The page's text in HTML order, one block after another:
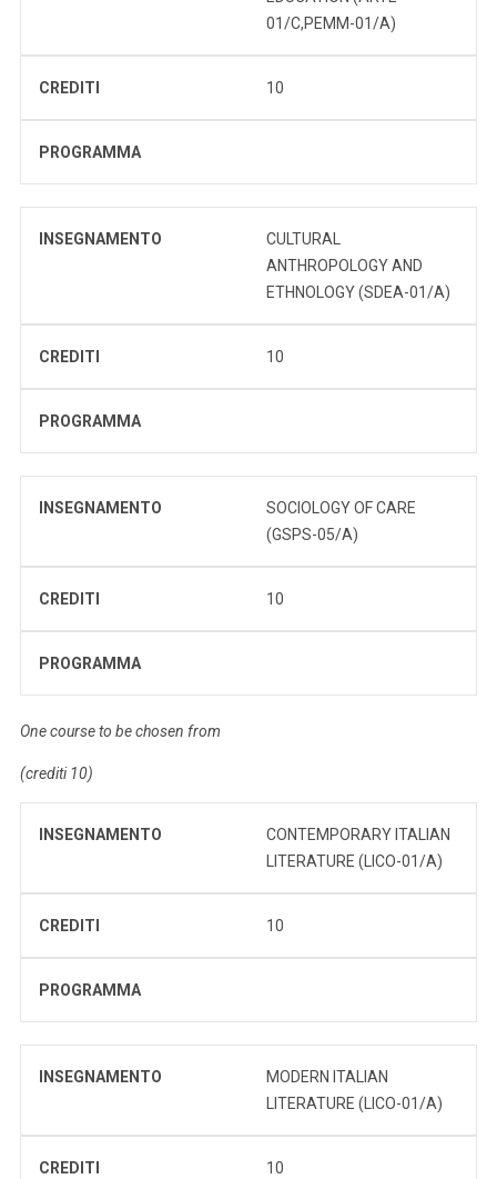
01/C,PEMM-01/A)
CREDITI 10
PROGRAMMA
INSEGNAMENTO
CULTURAL
ANTHROPOLOGY AND
ETHNOLOGY (SDEA-01/A)
CREDITI 10
PROGRAMMA
INSEGNAMENTO
SOCIOLOGY OF CARE
(GSPS-05/A)
CREDITI 10
PROGRAMMA
One course to be chosen from
(crediti 10)
INSEGNAMENTO
CONTEMPORARY ITALIAN
LITERATURE (LICO-01/A)
CREDITI 10
PROGRAMMA
INSEGNAMENTO
MODERN ITALIAN
LITERATURE (LICO-01/A)
CREDITI 10